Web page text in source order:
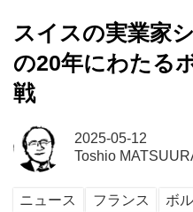
スイスの実業家
の20年にわたる
戦
2025-05-12
Toshio
ニュース フランス ボ